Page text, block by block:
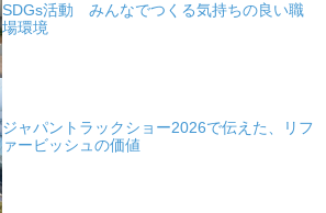
SDGs活動 みんなでつくる気持ちの良い職
場環境
ジャパントラックショー2026で伝えた、リフ
ァービッシュの価値